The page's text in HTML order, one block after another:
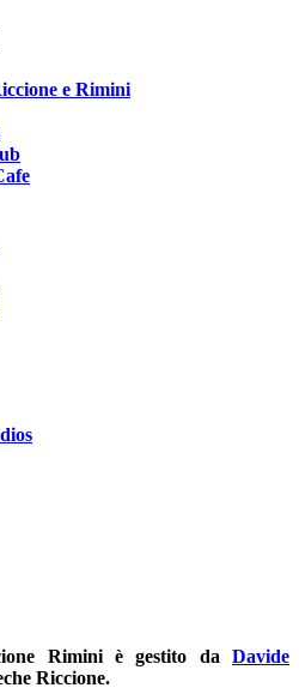
e Rimini
Riminiè gestito da Davide
Riccione.